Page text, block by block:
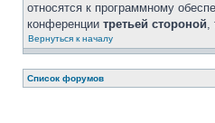
относятся к программному
конференции третьей стороной,
Вернуться к началу
Список форумов